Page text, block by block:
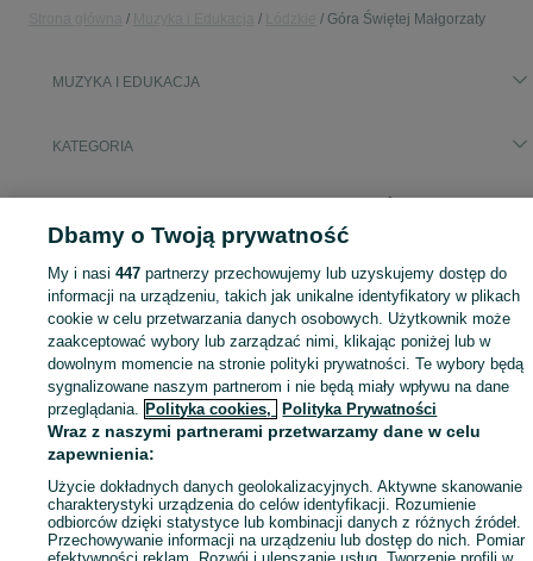
Góra Świętej Małgorzaty
MUZYKA I EDUKACJA
KATEGORIA
Mapa kategorii
Mapa miejscowości
Popularne wyszukiwania
Dbamy o Twoją prywatność
My i nasi447 partnerzy przechowujemy lub uzyskujemy dostęp do
informacji na urządzeniu, takich jak unikalne identyfikatory w plikach
cookie w celu przetwarzania danych osobowych. Użytkownik może
zaakceptować wybory lub zarządzać nimi, klikając poniżej lub w
dowolnym momencie na stronie polityki prywatności. Te wybory będą
sygnalizowane naszym partnerom i nie będą miały wpływu na dane
przeglądania. Polityka cookies, Polityka Prywatności
Wraz z naszymi partnerami przetwarzamy dane w celu
zapewnienia:
Użycie dokładnych danych geolokalizacyjnych. Aktywne skanowanie
charakterystyki urządzenia do celów identyfikacji. Rozumienie
odbiorców dzięki statystyce lub kombinacji danych z różnych źródeł.
Przechowywanie informacji na urządzeniu lub dostęp do nich. Pomiar